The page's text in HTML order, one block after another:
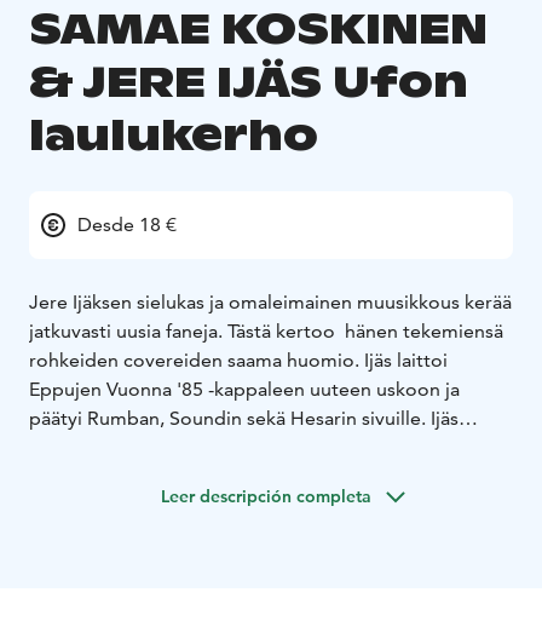
SAMAE KOSKINEN
& JERE IJÄS Ufon
laulukerho
Desde 18 €
Jere Ijäksen sielukas ja omaleimainen muusikkous kerää
jatkuvasti uusia faneja. Tästä kertoo hänen tekemiensä
rohkeiden covereiden saama huomio. Ijäs laittoi
Eppujen Vuonna '85 -kappaleen uuteen uskoon ja
päätyi Rumban, Soundin sekä Hesarin sivuille. Ijäs
hän on keskittynyt erityisesti akustisiin
Leer descripción completa